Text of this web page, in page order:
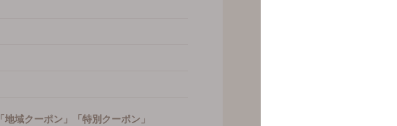
域クーポン」「特別クーポン」